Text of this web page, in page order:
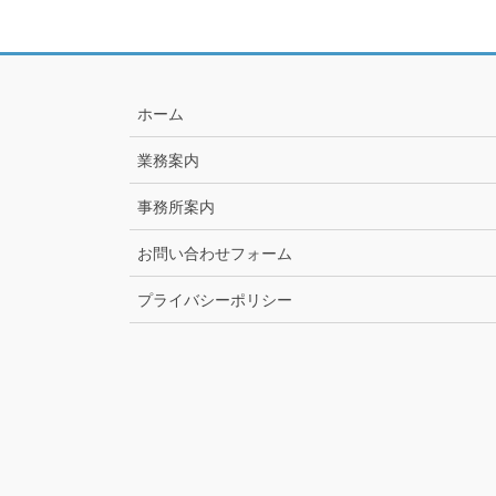
ホーム
業務案内
事務所案内
お問い合わせフォーム
プライバシーポリシー